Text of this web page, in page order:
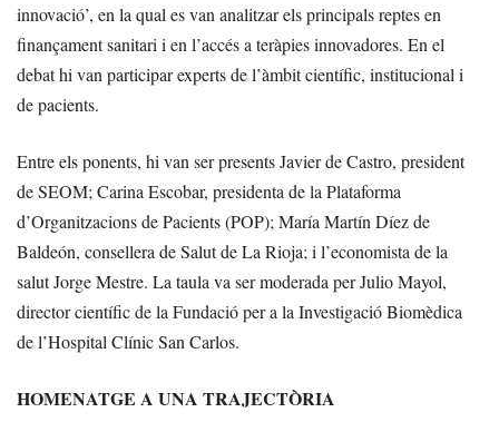
innovació’, en la qual es van analitzar els principals reptes en
finançament sanitari i en l’accés a teràpies innovadores. En el
debat hi van participar experts de l’àmbit científic, institucional i
de pacients.
Entre els ponents, hi van ser presents Javier de Castro, president
de SEOM; Carina Escobar, presidenta de la Plataforma
d’Organitzacions de Pacients (POP); María Martín Díez de
Baldeón, consellera de Salut de La Rioja; i l’economista de la
salut Jorge Mestre. La taula va ser moderada per Julio Mayol,
director científic de la Fundació per a la Investigació Biomèdica
de l’Hospital Clínic San Carlos.
HOMENATGE A UNA TRAJECTÒRIA